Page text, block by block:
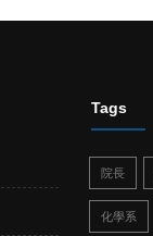
Tags
院長
化學系